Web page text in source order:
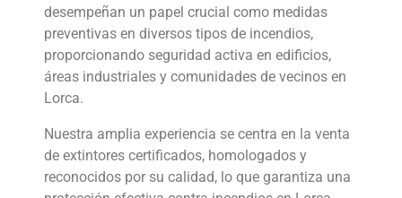
desempeñan un papel crucial como medidas
preventivas en diversos tipos de incendios,
proporcionando seguridad activa en edificios,
áreas industriales y comunidades de vecinos en
Lorca.
Nuestra amplia experiencia se centra en la venta
de extintores certificados, homologados y
reconocidos por su calidad, lo que garantiza una